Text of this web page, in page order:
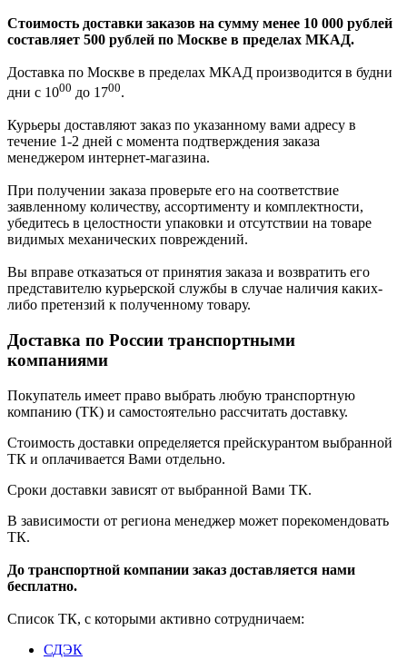
Стоимость доставки заказов на сумму менее 10 000 рублей
составляет 500 рублей по Москве в пределах МКАД.
Доставка по Москве в пределах МКАД производится в будни
дни с 1000 до 1700.
Курьеры доставляют заказ по указанному вами адресу в
течение 1-2 дней с момента подтверждения заказа
менеджером интернет-магазина.
При получении заказа проверьте его на соответствие
заявленному количеству, ассортименту и комплектности,
убедитесь в целостности упаковки и отсутствии на товаре
видимых механических повреждений.
Вы вправе отказаться от принятия заказа и возвратить его
представителю курьерской службы в случае наличия каких-
либо претензий к полученному товару.
Доставка по России транспортными
компаниями
Покупатель имеет право выбрать любую транспортную
компанию (ТК) и самостоятельно рассчитать доставку.
Стоимость доставки определяется прейскурантом выбранной
ТК и оплачивается Вами отдельно.
Сроки доставки зависят от выбранной Вами ТК.
В зависимости от региона менеджер может порекомендовать
ТК.
До транспортной компании заказ доставляется нами
бесплатно.
Список ТК, с которыми активно сотрудничаем:
СДЭК